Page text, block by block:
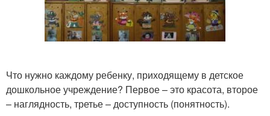
Что нужно каждому ребенку, приходящему в детское
дошкольное учреждение? Первое – это красота, второе
– наглядность, третье – доступность (понятность).